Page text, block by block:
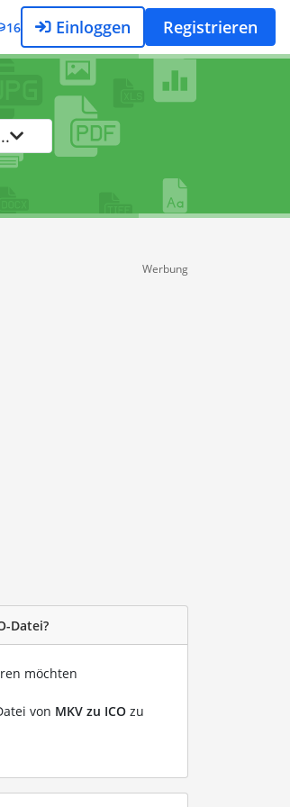
16 Einloggen Registrieren
Werbung
Datei?
möchten
von MKV zu ICO zu